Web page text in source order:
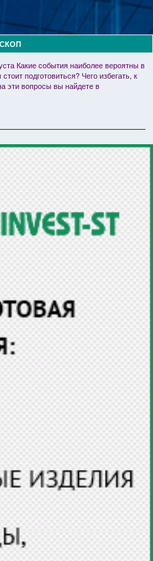
Какие события наиболее вероятны в
подготовиться? Чего избегать, к
эти вопросы вы найдете в